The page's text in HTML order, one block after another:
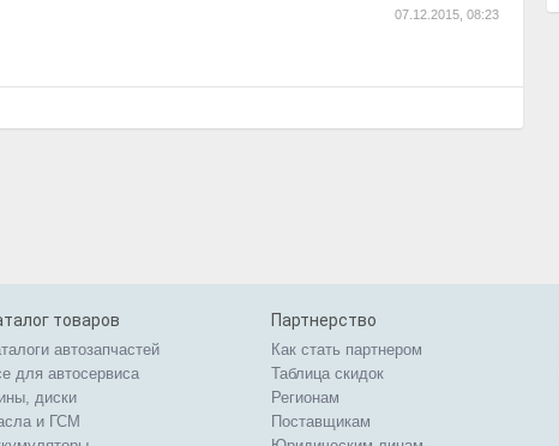
07.12.2015, 08:23
товаров
автозапчастей
для автосервиса
диски
и ГСМ
Партнерство
Как стать партнером
Таблица скидок
Регионам
Поставщикам